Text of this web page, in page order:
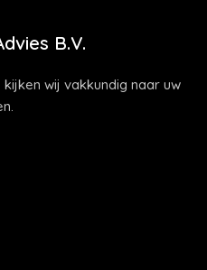
B.V.
wij vakkundig naar uw